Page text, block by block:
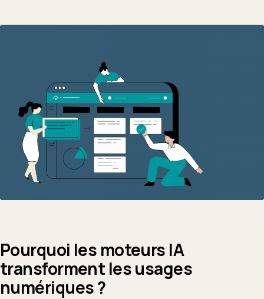
Pourquoi les moteurs IA
transforment les usages
numériques ?